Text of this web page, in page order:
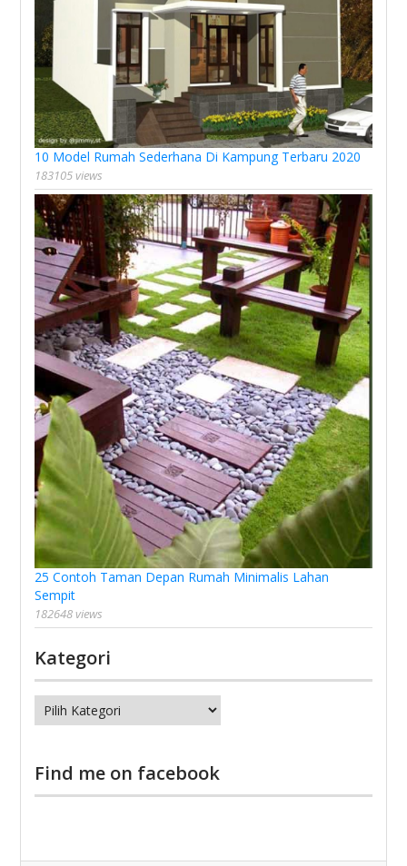
10 Model Rumah Sederhana Di Kampung Terbaru 2020
183105 views
25 Contoh Taman Depan Rumah Minimalis Lahan
Sempit
182648 views
Kategori
Kategori
Find me on facebook